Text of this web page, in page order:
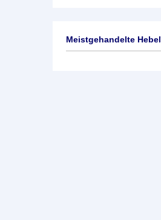
Meistgehandelte